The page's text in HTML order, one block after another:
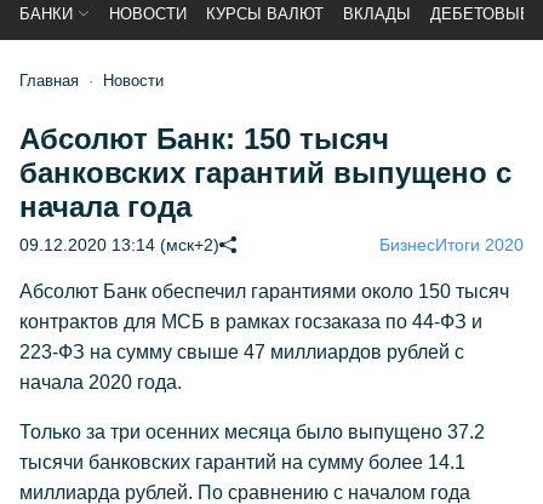
БАНКИ НОВОСТИ КУРСЫ ВАЛЮТ ВКЛАДЫ ДЕБЕТОВЫЕ
Главная Новости
Абсолют Банк: 150 тысяч
банковских гарантий выпущено с
начала года
09.12.2020 13:14 (мск+2) БизнесИтоги 2020
Абсолют Банк обеспечил гарантиями около 150 тысяч
контрактов для МСБ в рамках госзаказа по 44-ФЗ и
223-ФЗ на сумму свыше 47 миллиардов рублей с
начала 2020 года.
Только за три осенних месяца было выпущено 37.2
тысячи банковских гарантий на сумму более 14.1
миллиарда рублей. По сравнению с началом года